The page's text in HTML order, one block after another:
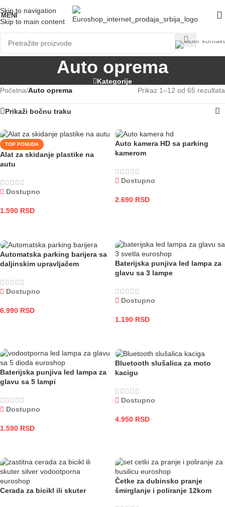
Skip to navigation
Skip to main content
MENI
Auto oprema
Kategorije
Početna/Auto oprema Prikaz 1–12 od 65 rezultata
Prikaži bočnu traku
TOP PONUDA
Alat za skidanje plastike na
autu
Dostupno
1.590 RSD
Auto kamera HD sa parking
kamerom
Dostupno
2.690 RSD
Automatska parking barijera sa
daljinskim upravljačem
Dostupno
6.990 RSD
Baterijska punjiva led lampa za
glavu sa 3 lampe
Dostupno
1.190 RSD
Baterijska punjiva led lampa za
glavu sa 5 lampi
Dostupno
1.590 RSD
Bluetooth slušalica za moto
kacigu
Dostupno
4.950 RSD
Cerada za bicikl ili skuter
Četke za dubinsko pranje
šmirglanje i poliranje 12kom